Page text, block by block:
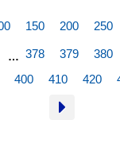
150 200 250
… 378 379 380
400 410 420